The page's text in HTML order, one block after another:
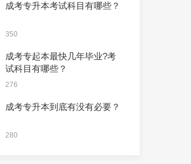
成考专升本考试科目有哪些？
350
成考专起本最快几年毕业?考
试科目有哪些？
276
成考专升本到底有没有必要？
280